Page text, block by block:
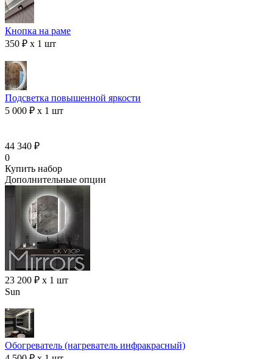
Кнопка на раме
350 ₽ x 1 шт
Подсветка повышенной яркости
5 000 ₽ x 1 шт
44 340 ₽
0
Купить набор
Дополнительные опции
23 200 ₽ x 1 шт
Sun
Обогреватель (нагреватель инфракрасный)